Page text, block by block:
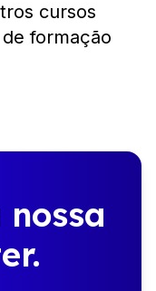
cursos
formação